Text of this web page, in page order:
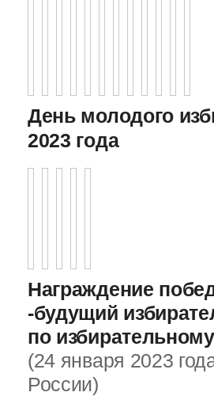
День молодого
2023 года
Награждение
-будущий
по
(24 января 2023
России)